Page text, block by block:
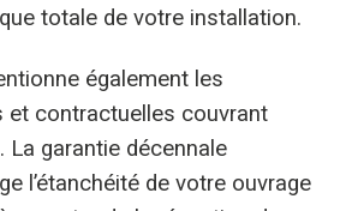
totale de votre installation.
également les
et contractuelles couvrant
La garantie décennale
l’étanchéité de votre ouvrage